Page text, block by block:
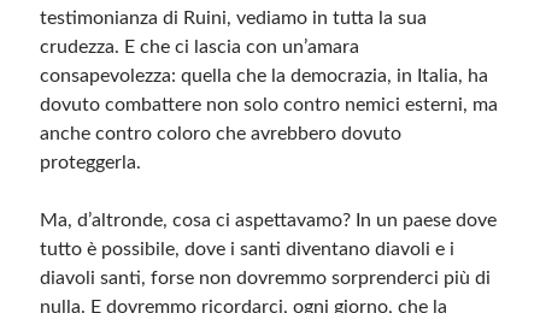
testimonianza di Ruini, vediamo in tutta la sua
crudezza. E che ci lascia con un’amara
consapevolezza: quella che la democrazia, in Italia, ha
dovuto combattere non solo contro nemici esterni, ma
anche contro coloro che avrebbero dovuto
proteggerla.
Ma, d’altronde, cosa ci aspettavamo? In un paese dove
tutto è possibile, dove i santi diventano diavoli e i
diavoli santi, forse non dovremmo sorprenderci più di
nulla. E dovremmo ricordarci, ogni giorno, che la